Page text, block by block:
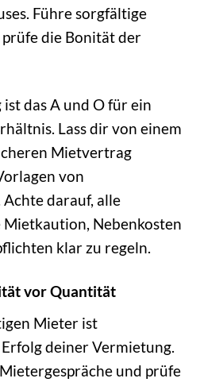
Führe sorgfältige
die Bonität der
das A und O für ein
Lass dir von einem
Mietvertrag
von
darauf, alle
Nebenkosten
klar zu regeln.
vor Quantität
Mieter ist
deiner Vermietung.
und prüfe